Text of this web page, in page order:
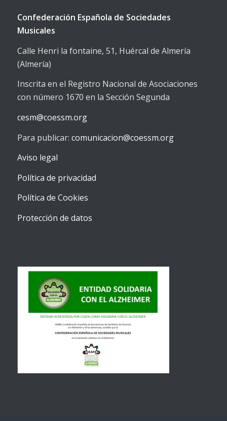
Confederación Española de Sociedades
Musicales
Calle Henri la fontaine, 51, Huércal de Almería
(Almería)
Inscrita en el Registro Nacional de Asociaciones
con número 1670 en la Sección Segunda
cesm@coessm.org
Para publicar: comunicacion@coessm.org
Aviso legal
Política de privacidad
Política de Cookies
Protección de datos